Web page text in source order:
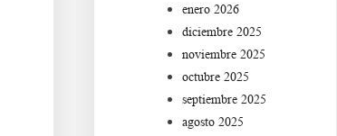
enero 2026
diciembre 2025
noviembre 2025
octubre 2025
septiembre 2025
agosto 2025